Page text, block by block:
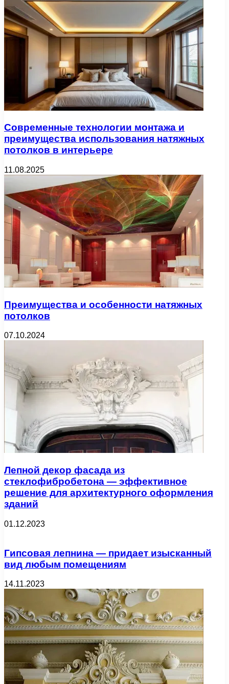
Современные технологии монтажа и
преимущества использования натяжных
потолков в интерьере
11.08.2025
Преимущества и особенности натяжных
потолков
07.10.2024
Лепной декор фасада из
стеклофибробетона — эффективное
решение для архитектурного оформления
зданий
01.12.2023
Гипсовая лепнина — придает изысканный
вид любым помещениям
14.11.2023